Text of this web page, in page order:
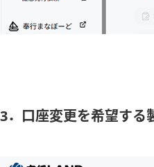
3．口座変更を希望する